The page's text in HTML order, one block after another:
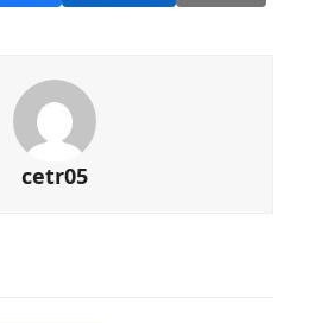
cetr05